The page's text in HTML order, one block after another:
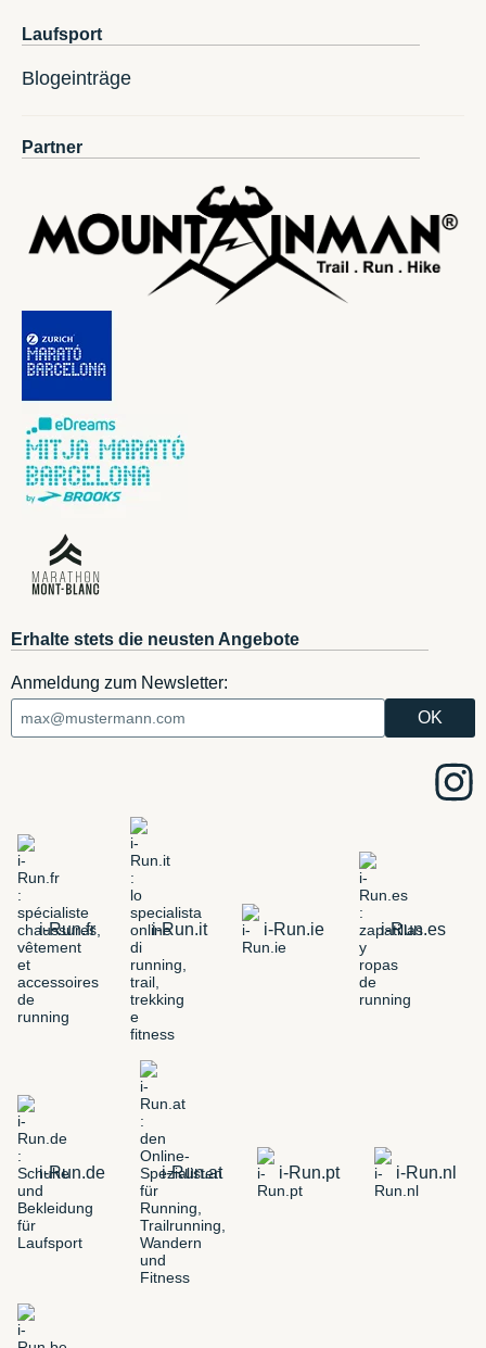
Laufsport
Blogeinträge
Partner
Erhalte stets die neusten Angebote
Anmeldung zum Newsletter:
i-Run.fr i-Run.it i-Run.ie i-Run.es
i-Run.de i-Run.at i-Run.pt i-Run.nl